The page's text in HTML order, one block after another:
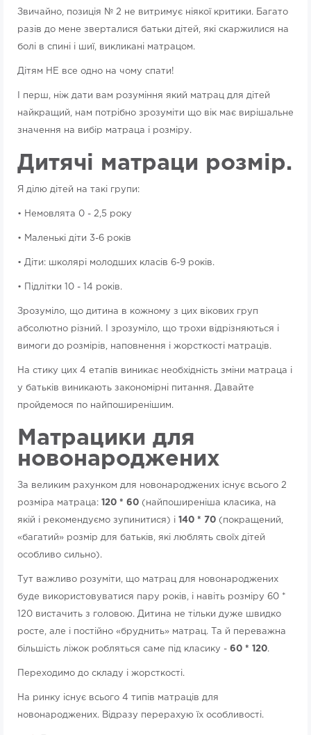
Звичайно, позиція № 2 не витримує ніякої критики. Багато
разів до мене зверталися батьки дітей, які скаржилися на
болі в спині і шиї, викликані матрацом.
Дітям НЕ все одно на чому спати!
І перш, ніж дати вам розуміння який матрац для дітей
найкращий, нам потрібно зрозуміти що вік має вирішальне
значення на вибір матраца і розміру.
Дитячі матраци розмір.
Я ділю дітей на такі групи:
• Немовлята 0 - 2,5 року
• Маленькі діти 3-6 років
• Діти: школярі молодших класів 6-9 років.
• Підлітки 10 - 14 років.
Зрозуміло, що дитина в кожному з цих вікових груп
абсолютно різний. І зрозуміло, що трохи відрізняються і
вимоги до розмірів, наповнення і жорсткості матраців.
На стику цих 4 етапів виникає необхідність зміни матраца і
у батьків виникають закономірні питання. Давайте
пройдемося по найпоширенішим.
Матрацики для
новонароджених
За великим рахунком для новонароджених існує всього 2
розміра матраца: 120 * 60 (найпоширеніша класика, на
якій і рекомендуємо зупинитися) і 140 * 70 (покращений,
«багатий» розмір для батьків, які люблять своїх дітей
особливо сильно).
Тут важливо розуміти, що матрац для новонароджених
буде використовуватися пару років, і навіть розміру 60 *
120 вистачить з головою. Дитина не тільки дуже швидко
росте, але і постійно «бруднить» матрац. Та й переважна
більшість ліжок робляться саме під класику - 60 * 120.
Переходимо до складу і жорсткості.
На ринку існує всього 4 типів матраців для
новонароджених. Відразу перерахую їх особливості.